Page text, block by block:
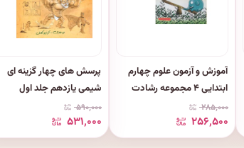
آموزش و آزمون علوم چهارم
ابتدایی ۴ مجموعه رشادت
انتشارات مبتکران
۲۸۵٬۰۰۰
۲۵۶٬۵۰۰
پرسش های چهار گزینه ای
شیمی یازدهم جلد اول
۵۹۰٬۰۰۰
۵۳۱٬۰۰۰